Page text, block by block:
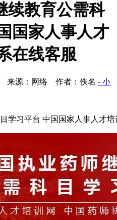
续教育公需科
国家人事人才
在线客服
来源：网络 作者：佚名 - 小
学习平台 中国国家人事人才